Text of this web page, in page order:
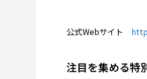
公式Webサイト
注目を集める特